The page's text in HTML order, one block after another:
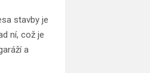
stavby je
ní, což je
a